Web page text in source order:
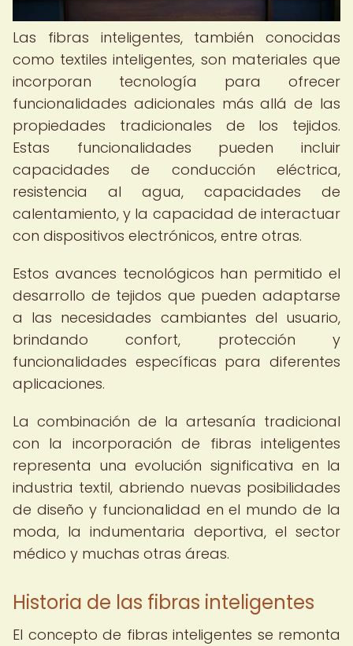
Las fibras inteligentes, también conocidas
como textiles inteligentes, son materiales que
incorporan tecnología para ofrecer
funcionalidades adicionales más allá de las
propiedades tradicionales de los tejidos.
Estas funcionalidades pueden incluir
capacidades de conducción eléctrica,
resistencia al agua, capacidades de
calentamiento, y la capacidad de interactuar
con dispositivos electrónicos, entre otras.
Estos avances tecnológicos han permitido el
desarrollo de tejidos que pueden adaptarse
a las necesidades cambiantes del usuario,
brindando confort, protección y
funcionalidades específicas para diferentes
aplicaciones.
La combinación de la artesanía tradicional
con la incorporación de fibras inteligentes
representa una evolución significativa en la
industria textil, abriendo nuevas posibilidades
de diseño y funcionalidad en el mundo de la
moda, la indumentaria deportiva, el sector
médico y muchas otras áreas.
Historia de las fibras inteligentes
El concepto de fibras inteligentes se remonta